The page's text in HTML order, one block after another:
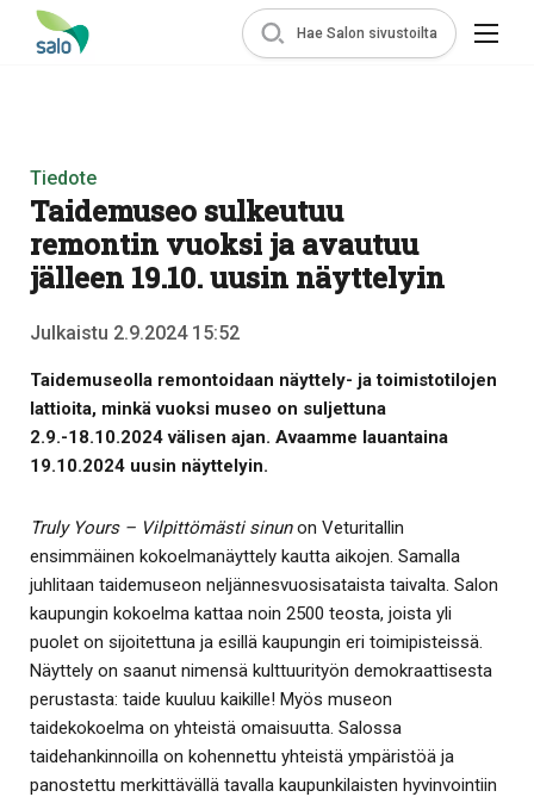
Hae Salon sivustoilta
Tiedote
Taidemuseo sulkeutuu
remontin vuoksi ja avautuu
jälleen 19.10. uusin näyttelyin
Julkaistu 2.9.2024 15:52
Taidemuseolla remontoidaan näyttely- ja toimistotilojen
lattioita, minkä vuoksi museo on suljettuna
2.9.-18.10.2024 välisen ajan. Avaamme lauantaina
19.10.2024 uusin näyttelyin.
Truly Yours – Vilpittömästi sinunon Veturitallin
ensimmäinen kokoelmanäyttely kautta aikojen. Samalla
juhlitaan taidemuseon neljännesvuosisataista taivalta. Salon
kaupungin kokoelma kattaa noin 2500 teosta, joista yli
puolet on sijoitettuna ja esillä kaupungin eri toimipisteissä.
Näyttely on saanut nimensä kulttuurityön demokraattisesta
perustasta: taide kuuluu kaikille! Myös museon
taidekokoelma on yhteistä omaisuutta. Salossa
taidehankinnoilla on kohennettu yhteistä ympäristöä ja
panostettu merkittävällä tavalla kaupunkilaisten hyvinvointiin